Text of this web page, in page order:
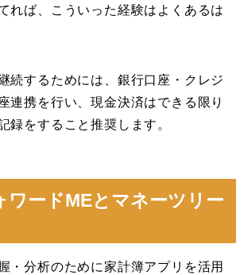
れば、こういった経験はよくあるは
続するためには、銀行口座・クレジ
連携を行い、現金決済はできる限り
録をすること推奨します。
ワードMEとマネーツリー
・分析のために家計簿アプリを活用